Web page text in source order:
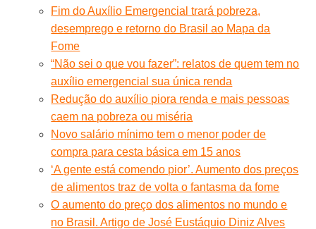
Fim do Auxílio Emergencial trará pobreza,
desemprego e retorno do Brasil ao Mapa da
Fome
“Não sei o que vou fazer”: relatos de quem tem no
auxílio emergencial sua única renda
Redução do auxílio piora renda e mais pessoas
caem na pobreza ou miséria
Novo salário mínimo tem o menor poder de
compra para cesta básica em 15 anos
‘A gente está comendo pior’. Aumento dos preços
de alimentos traz de volta o fantasma da fome
O aumento do preço dos alimentos no mundo e
no Brasil. Artigo de José Eustáquio Diniz Alves